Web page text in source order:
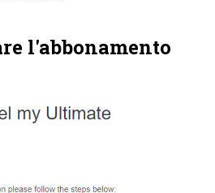
l'abbonamento